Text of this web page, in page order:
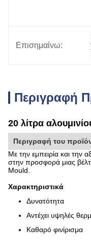
Επισημαίνω:
Περιγραφή
20 λίτρα
Περιγραφή του
Με την εμπειρία και την
στην προσφορά μιας
Mould.
Χαρακτηριστικά
Δυνατότητα
Αντέχει υψηλές
Καθαρό φινίρισμα